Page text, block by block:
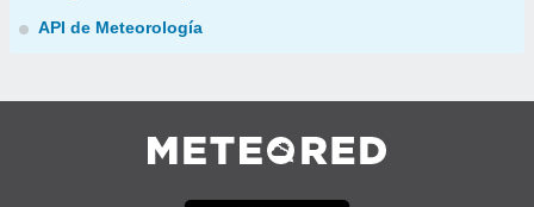
API de Meteorología